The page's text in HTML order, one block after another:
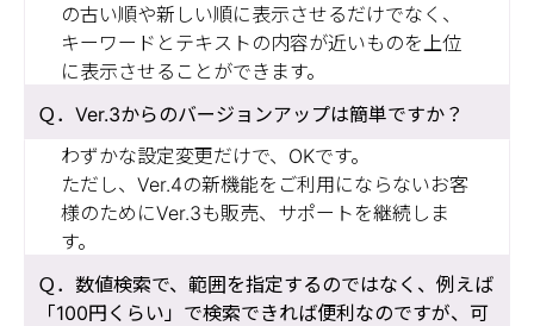
の古い順や新しい順に表示させるだけでなく、
キーワードとテキストの内容が近いものを上位
に表示させることができます。
Ver.3からのバージョンアップは簡単ですか？
わずかな設定変更だけで、OKです。
ただし、Ver.4の新機能をご利用にならないお客
様のためにVer.3も販売、サポートを継続しま
す。
数値検索で、範囲を指定するのではなく、例えば
「100円くらい」で検索できれば便利なのですが、可